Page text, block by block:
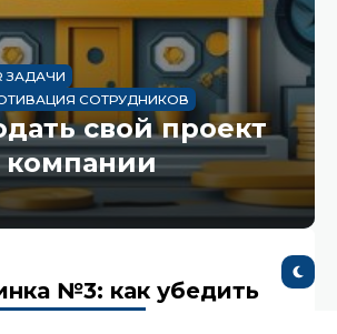
ЗАДАЧИ
СОТРУДНИКОВ
свой проект
компании
№3: как убедить
в